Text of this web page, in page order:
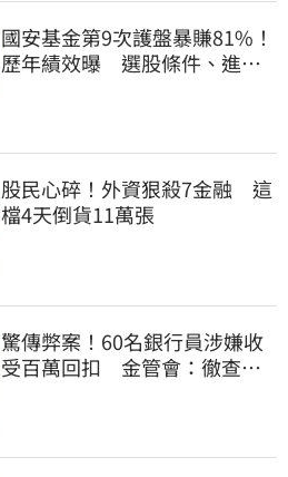
國安基金第9次護盤暴賺81%！
歷年績效曝 選股條件、進場
股民心碎！外資狠殺7金融 這
檔4天倒貨11萬張
驚傳弊案！60名銀行員涉嫌收
受百萬回扣 金管會：徹查內